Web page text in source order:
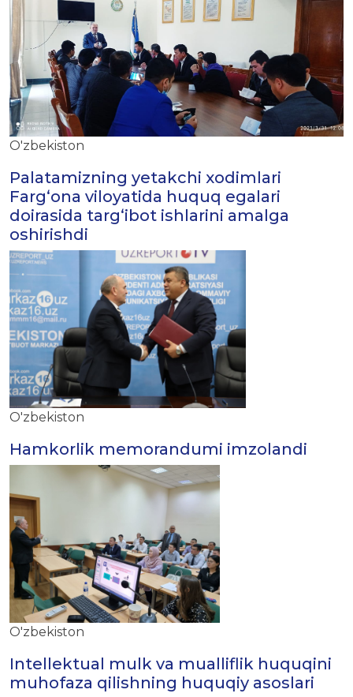
O'zbekiston
Palatamizning yetakchi xodimlari
Fargʻona viloyatida huquq egalari
doirasida targʻibot ishlarini amalga
oshirishdi
O'zbekiston
Hamkorlik memorandumi imzolandi
O'zbekiston
Intellektual mulk va mualliflik huquqini
muhofaza qilishning huquqiy asoslari